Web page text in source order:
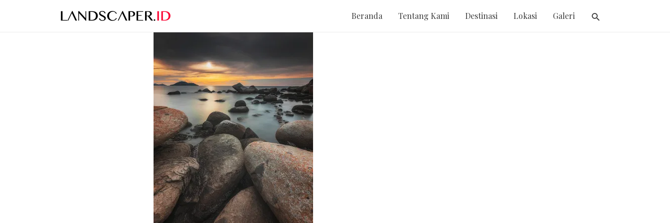
Beranda Tentang Kami Destinasi Lokasi Galeri